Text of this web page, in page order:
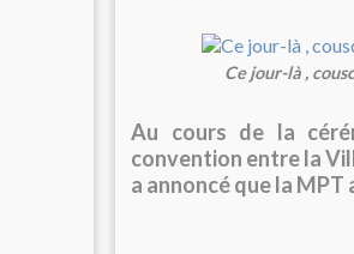
Ce jour-là ,
Au cours de la
convention entre la
a annoncé que la